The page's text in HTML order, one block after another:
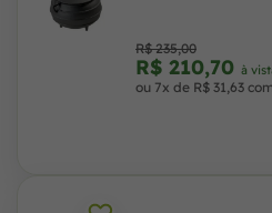
R$ 235,00
R$ 210,70 à
ou 7x de R$ 31,63